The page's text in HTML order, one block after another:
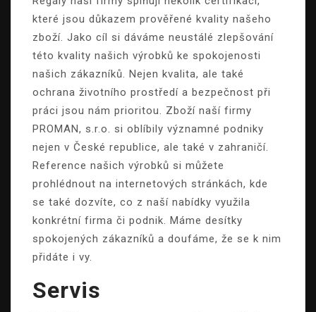
které jsou důkazem prověřené kvality našeho
zboží. Jako cíl si dáváme neustálé zlepšování
této kvality našich výrobků ke spokojenosti
našich zákazníků. Nejen kvalita, ale také
ochrana životního prostředí a bezpečnost při
práci jsou nám prioritou. Zboží naší firmy
PROMAN, s.r.o. si oblíbily významné podniky
nejen v České republice, ale také v zahraničí.
Reference našich výrobků si můžete
prohlédnout na internetových stránkách, kde
se také dozvíte, co z naší nabídky využila
konkrétní firma či podnik. Máme desítky
spokojených zákazníků a doufáme, že se k nim
přidáte i vy.
Servis